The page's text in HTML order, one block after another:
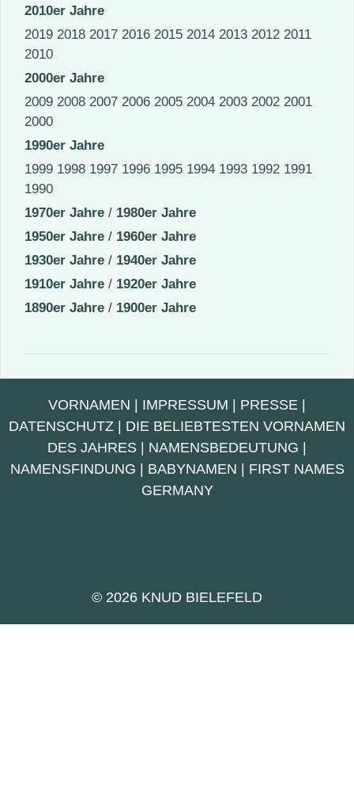
2010er Jahre
2019 2018 2017 2016 2015 2014 2013 2012 2011
2010
2000er Jahre
2009 2008 2007 2006 2005 2004 2003 2002 2001
2000
1990er Jahre
1999 1998 1997 1996 1995 1994 1993 1992 1991
1990
1970er Jahre / 1980er Jahre
1950er Jahre / 1960er Jahre
1930er Jahre / 1940er Jahre
1910er Jahre / 1920er Jahre
1890er Jahre / 1900er Jahre
VORNAMEN IMPRESSUM PRESSE
DATENSCHUTZ
DIE BELIEBTESTEN VORNAMEN
DES JAHRES
NAMENSBEDEUTUNG
NAMENSFINDUNG
BABYNAMEN
FIRST NAMES
GERMANY
© 2026 KNUD BIELEFELD